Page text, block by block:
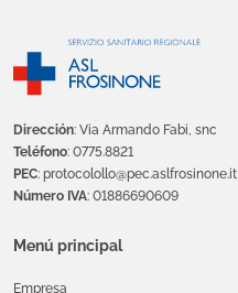
Dirección: Via Armando Fabi, snc
Teléfono: 0775.8821
PEC: protocolollo@pec.aslfrosinone.it
Número IVA: 01886690609
Menú principal
Empresa